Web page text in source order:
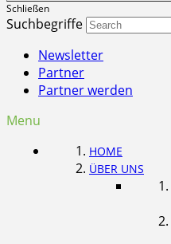
Schließen
Suchbegriffe
Newsletter
Partner
Partner werden
Menu
HOME
ÜBER UNS